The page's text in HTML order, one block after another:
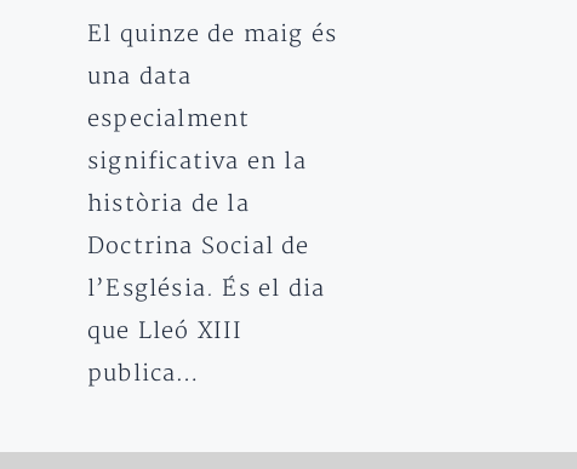
El quinze de maig és
una data
especialment
significativa en la
història de la
Doctrina Social de
l’Església. És el dia
que Lleó XIII
publica…